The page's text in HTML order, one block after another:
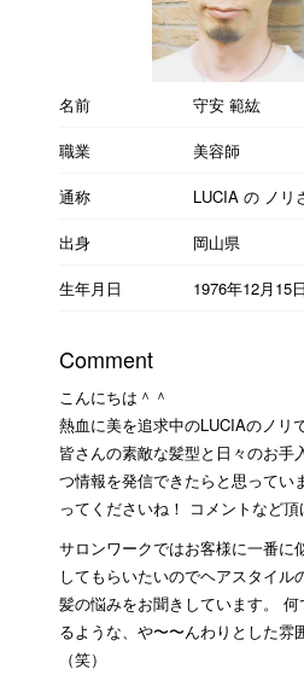
名前
守安 範紘
職業
美容師
通称
LUCIA の ノリ
出身
岡山県
生年月日
1976年12月15日
Comment
こんにちは＾＾
熱血に美を追求中のLUCIAのノリで
皆さんの素敵な髪型と日々のお手
つ情報を発信できたらと思ってい
ってくださいね！ コメントなど
サロンワークではお客様に一番に
してもらいたいのでヘアスタイル
髪の悩みをお聞きしています。
るような、や〜〜んわりとした雰
（笑）